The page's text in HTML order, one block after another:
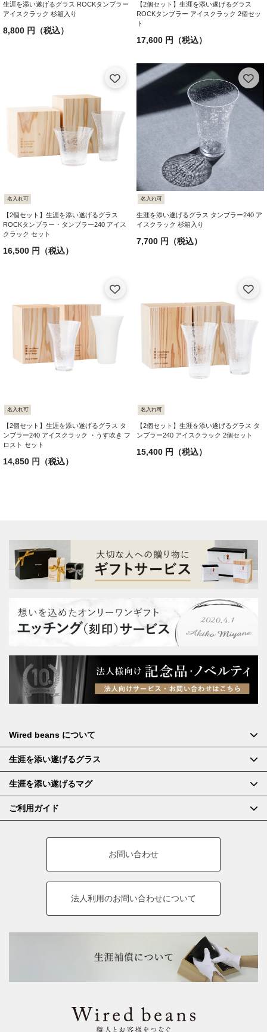
生涯を添い遂げるグラス ROCKタンブラー
アイスクラック 杉箱入り
8,800 円（税込）
【2個セット】生涯を添い遂げるグラス
ROCKタンブラー アイスクラック 2個セッ
ト
17,600 円（税込）
名入れ可
【2個セット】生涯を添い遂げるグラス
ROCKタンブラー・タンブラー240 アイス
クラック セット
16,500 円（税込）
名入れ可
生涯を添い遂げるグラス タンブラー240 ア
イスクラック 杉箱入り
7,700 円（税込）
名入れ可
【2個セット】生涯を添い遂げるグラス タ
ンブラー240 アイスクラック ・うす吹き フ
ロスト セット
14,850 円（税込）
名入れ可
【2個セット】生涯を添い遂げるグラス タ
ンブラー240 アイスクラック 2個セット
15,400 円（税込）
Wired beans について
生涯を添い遂げるグラス
生涯を添い遂げるマグ
ご利用ガイド
お問い合わせ
法人利用のお問い合わせについて